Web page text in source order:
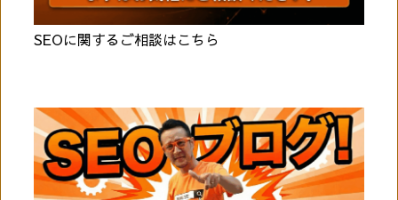
SEOに関するご相談はこちら